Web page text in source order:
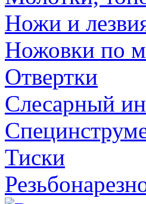
Ножи и
Ножовки по
Отвертки
Слесарный
Тиски